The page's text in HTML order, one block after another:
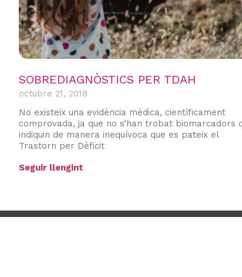
SOBREDIAGNÒSTICS PER TDAH
octubre 21, 2018
No existeix una evidència mèdica, científicament
comprovada, ja que no s’han trobat biomarcadors
indiquin de manera inequívoca que es pateix el
Trastorn per Dèficit
Seguir llengint